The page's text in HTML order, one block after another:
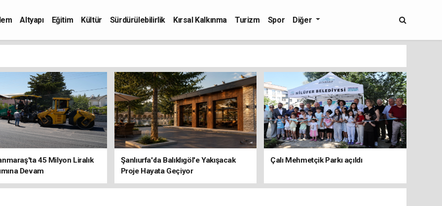
Altyapı Eğitim Kültür Sürdürülebilirlik Kırsal Kalkınma Turizm Spor Diğer
45 Milyon Liralık
Devam
Şanlıurfa'da Balıklıgöl'e Yakışacak
Proje Hayata Geçiyor
Çalı Mehmetçik Parkı açıldı